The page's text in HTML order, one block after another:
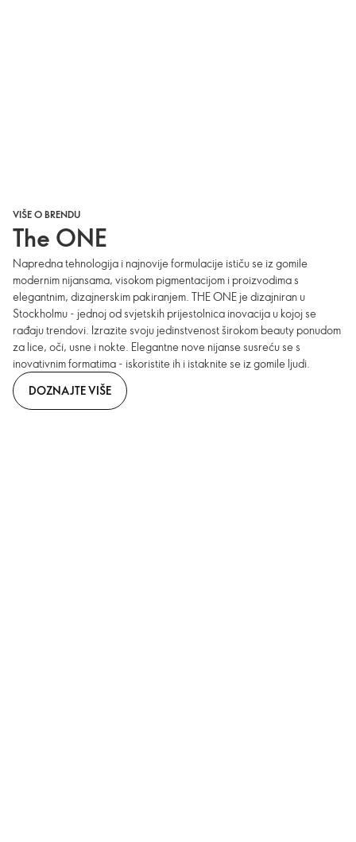
VIŠE O BRENDU
The ONE
Napredna tehnologija i najnovije formulacije ističu se iz gomile
modernim nijansama, visokom pigmentacijom i proizvodima s
elegantnim, dizajnerskim pakiranjem. THE ONE je dizajniran u
Stockholmu - jednoj od svjetskih prijestolnica inovacija u kojoj se
rađaju trendovi. Izrazite svoju jedinstvenost širokom beauty ponudom
za lice, oči, usne i nokte. Elegantne nove nijanse susreću se s
inovativnim formatima - iskoristite ih i istaknite se iz gomile ljudi.
DOZNAJTE VIŠE